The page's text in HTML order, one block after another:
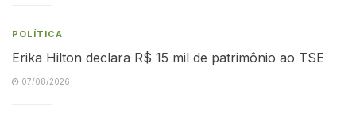
POLÍTICA
Erika Hilton declara R$ 15 mil de patrimônio ao TSE
07/08/2026